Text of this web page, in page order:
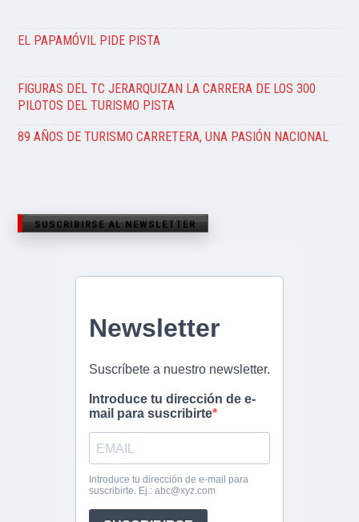
EL PAPAMÓVIL PIDE PISTA
FIGURAS DEL TC JERARQUIZAN LA CARRERA DE LOS 300
PILOTOS DEL TURISMO PISTA
89 AÑOS DE TURISMO CARRETERA, UNA PASIÓN NACIONAL
SUSCRIBIRSE AL NEWSLETTER